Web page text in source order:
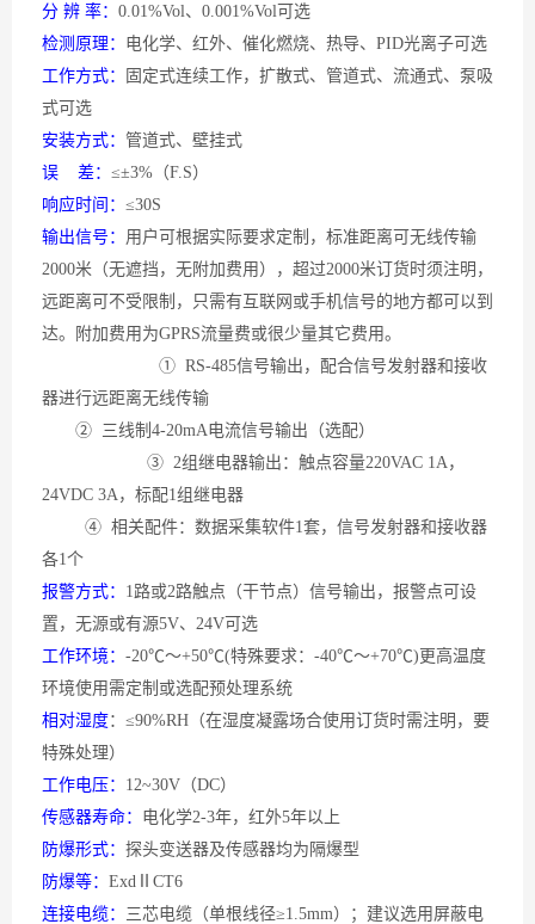
分 辨 率： 0.01%Vol、0.001%Vol可选
检测原理： 电化学、红外、催化燃烧、热导、 PID光离子可选
工作方式：
固定式连续工作，扩散式、管道式、流通式、泵吸
式可选
安装方式： 管道式、壁挂式
误
差： ≤±3%（F.S）
响应时间： ≤30S
输出信号： 用户可根据实际要求定制，标准距离可无线传输
2000米（无遮挡，无附加费用），超过2000米订货时须注明，
远距离可不受限制，只需有互联网或手机信号的地方都可以到
达。附加费用为GPRS流量费或很少量其它费用。
① RS-485信号输出，配合信号发射器和接收
器进行远距离无线传输
② 三线制4-20mA电流信号输出（选配）
③ 2组继电器输出：触点容量220VAC 1A，
24VDC 3A，标配1组继电器
④ 相关配件：数据采集软件1套，信号发射器和接收器
各1个
报警方式： 1路或2路触点（干节点）信号输出，报警点可设
置，无源或有源5V、24V可选
工作环境： -20℃～+50℃(特殊要求：-40℃～+70℃)更高温度
环境使用需定制或选配预处理系统
相对湿度： ≤90%RH（在湿度凝露场合使用订货时需注明，要
特殊处理）
工作电压： 12~30V（DC）
传感器寿命： 电化学2-3年，红外5年以上
防爆形式： 探头变送器及传感器均为隔爆型
防爆等： ExdⅡCT6
连接电缆： 三芯电缆（单根线径≥1.5mm）；建议选用屏蔽电